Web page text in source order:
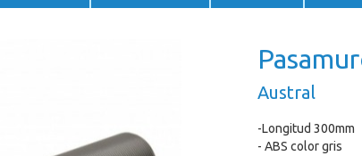
Austral
-Longitud 300mm
- ABS color gris